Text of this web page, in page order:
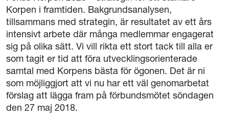
Korpen i framtiden. Bakgrundsanalysen,
tillsammans med strategin, är resultatet av ett års
intensivt arbete där många medlemmar engagerat
sig på olika sätt. Vi vill rikta ett stort tack till alla er
som tagit er tid att föra utvecklingsorienterade
samtal med Korpens bästa för ögonen. Det är ni
som möjliggjort att vi nu har ett väl genomarbetat
förslag att lägga fram på förbundsmötet söndagen
den 27 maj 2018.